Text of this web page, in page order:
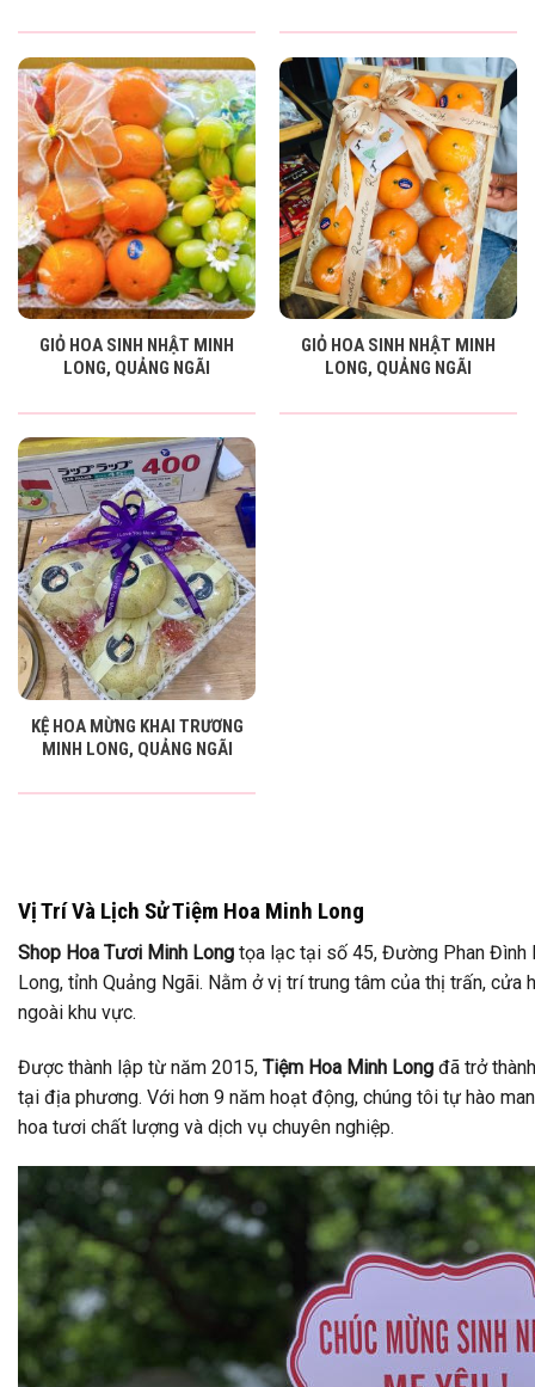
GIỎ HOA SINH NHẬT MINH
LONG, QUẢNG NGÃI
GIỎ HOA SINH NHẬT MINH
LONG, QUẢNG NGÃI
KỆ HOA MỪNG KHAI TRƯƠNG
MINH LONG, QUẢNG NGÃI
Vị Trí Và Lịch Sử Tiệm Hoa Minh Long
Shop Hoa Tươi Minh Long tọa lạc tại số 45, Đường Phan Đình
Long, tỉnh Quảng Ngãi. Nằm ở vị trí trung tâm của thị trấn, cửa
ngoài khu vực.
Được thành lập từ năm 2015, Tiệm Hoa Minh Long đã trở
tại địa phương. Với hơn 9 năm hoạt động, chúng tôi tự hào
hoa tươi chất lượng và dịch vụ chuyên nghiệp.